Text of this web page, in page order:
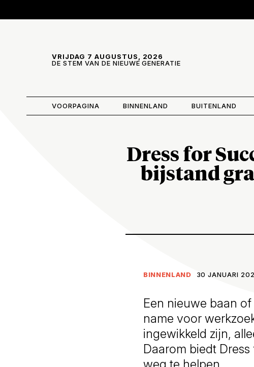
VRIJDAG 7 AUGUSTUS, 2026
DE STEM VAN DE NIEUWE GENERATIE
VOORPAGINA BINNENLAND BUITENLAND
Dress for
bijstand
BINNENLAND 30 JANUARI
Een nieuwe baan
name voor
ingewikkeld zijn,
Daarom biedt